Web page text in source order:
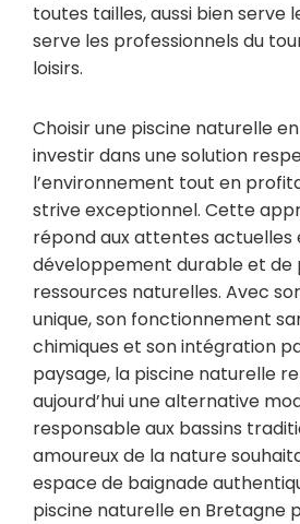
toutes tailles, aussi bien serve
serve les professionnels du
loisirs.
Choisir une piscine naturelle
investir dans une solution
l’environnement tout en
strive exceptionnel. Cette
répond aux attentes actuelles
développement durable et de
ressources naturelles. Avec
unique, son fonctionnement
chimiques et son intégration
paysage, la piscine naturelle
aujourd’hui une alternative
responsable aux bassins
amoureux de la nature
espace de baignade
piscine naturelle en Bretagne